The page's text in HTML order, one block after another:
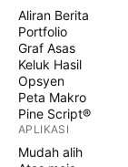
Aliran Berita
Portfolio
Graf Asas
Keluk Hasil
Opsyen
Peta Makro
Pine Script®
APLIKASI
Mudah alih